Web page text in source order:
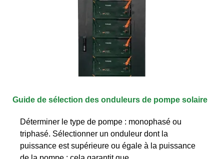
Guide de sélection des onduleurs de pompe solaire
Déterminer le type de pompe : monophasé ou
triphasé. Sélectionner un onduleur dont la
puissance est supérieure ou égale à la puissance